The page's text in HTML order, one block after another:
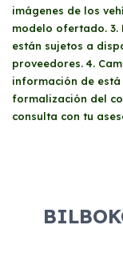
imágenes de los
modelo ofertado. 3.
están sujetos a
proveedores. 4.
información de
formalización del
consulta con tu